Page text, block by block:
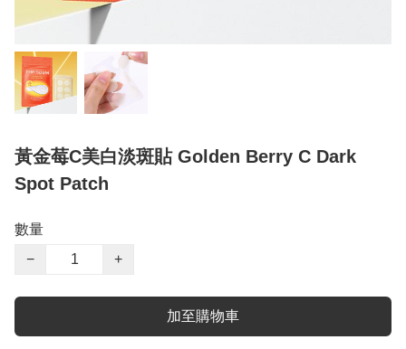
黃金莓C美白淡斑貼 Golden Berry C Dark
Spot Patch
數量
−
+
加至購物車